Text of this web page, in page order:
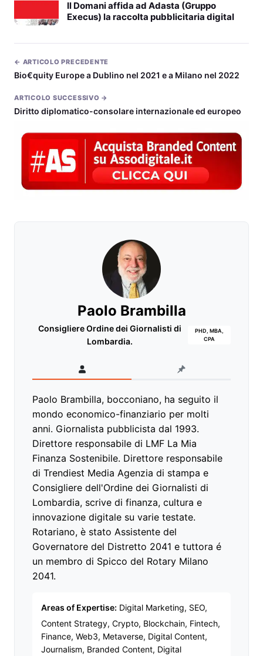
Il Domani affida ad Adasta (Gruppo
Execus) la raccolta pubblicitaria digital
← ARTICOLO PRECEDENTE
Bio€quity Europe a Dublino nel 2021 e a Milano nel 2022
ARTICOLO SUCCESSIVO →
Diritto diplomatico-consolare internazionale ed europeo
Paolo Brambilla
Consigliere Ordine dei Giornalisti di
Lombardia.
PHD, MBA,
CPA
Paolo Brambilla, bocconiano, ha seguito il
mondo economico-finanziario per molti
anni. Giornalista pubblicista dal 1993.
Direttore responsabile di LMF La Mia
Finanza Sostenibile. Direttore responsabile
di Trendiest Media Agenzia di stampa e
Consigliere dell'Ordine dei Giornalisti di
Lombardia, scrive di finanza, cultura e
innovazione digitale su varie testate.
Rotariano, è stato Assistente del
Governatore del Distretto 2041 e tuttora é
un membro di Spicco del Rotary Milano
2041.
Areas of Expertise: Digital Marketing, SEO,
Content Strategy, Crypto, Blockchain, Fintech,
Finance, Web3, Metaverse, Digital Content,
Journalism, Branded Content, Digital